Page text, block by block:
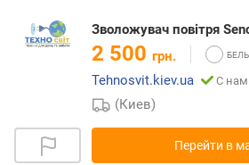
Зволожувач повітря
2 500 грн.
Tehnosvit.kiev.ua
С
(Киев)
Перейти в